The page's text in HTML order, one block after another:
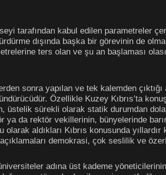
tarafından kabul edilen parametreler
dışında başka bir görevinin de
ters olan ve şu an başlaması
sonra yapılan ve tek kalemden
Özellikle Kuzey Kıbrıs’ta
sürekli olarak statik durumdan
da rektör vekillerinin, bünyelerinde
aldıkları Kıbrıs konusunda
demokrasi, çok seslilik ve
adına üst kademe